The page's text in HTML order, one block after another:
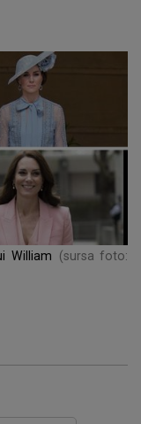
William
(sursa foto: